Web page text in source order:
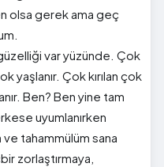
olsa gerek ama geç
var yüzünde. Çok
yaşlanır. Çok kırılan çok
Ben? Ben yine tam
uyumlanırken
ve tahammülüm sana
zorlaştırmaya,